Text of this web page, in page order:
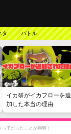
タ バトル
イカ研がイカフローを追
加した本当の理由
子だったことが判明！